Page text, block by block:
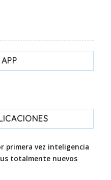
primera vez inteligencia
totalmente nuevos